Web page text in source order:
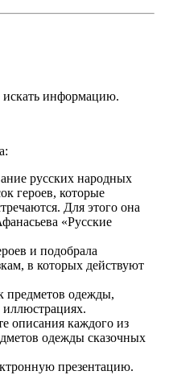
искать информацию.
русских народных
героев, которые
Для этого она
«Русские
и подобрала
в которых действуют
предметов одежды,
описания каждого из
одежды сказочных
презентацию.